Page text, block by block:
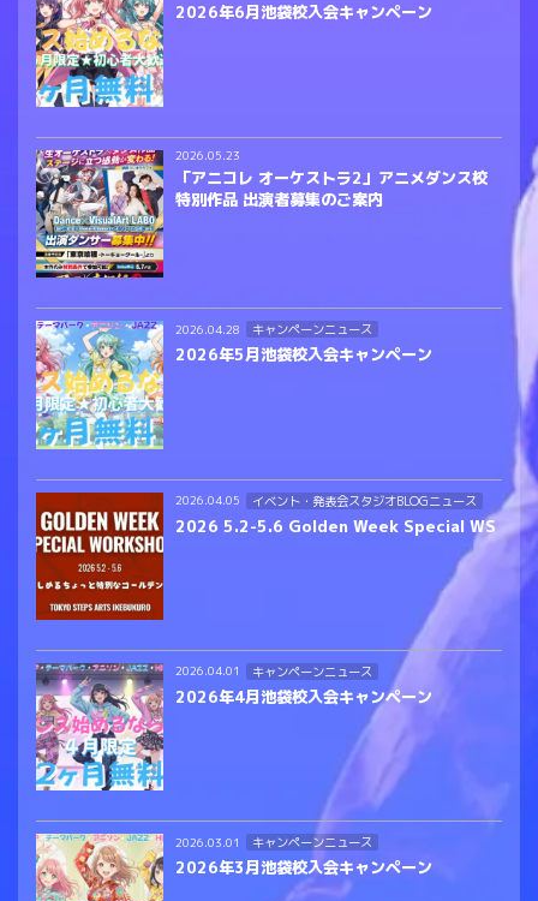
2026年6月池袋校入会キャンペーン
2026.05.23
「アニコレ オーケストラ2」アニメダンス校
特別作品 出演者募集のご案内
2026.04.28 キャンペーンニュース
2026年5月池袋校入会キャンペーン
2026.04.05 イベント・発表会スタジオBLOGニュース
2026 5.2-5.6 Golden Week Special WS
2026.04.01 キャンペーンニュース
2026年4月池袋校入会キャンペーン
2026.03.01 キャンペーンニュース
2026年3月池袋校入会キャンペーン